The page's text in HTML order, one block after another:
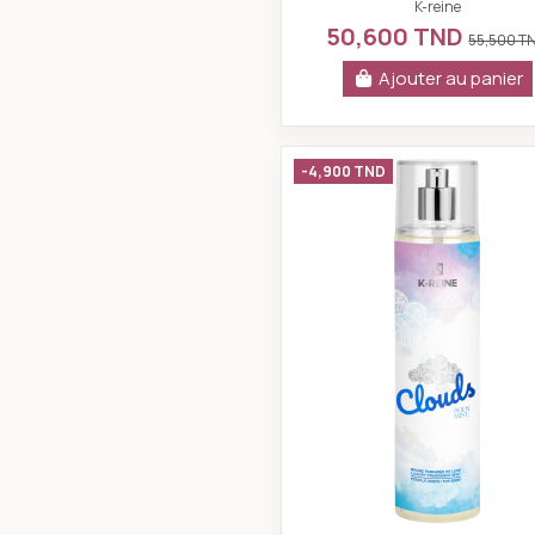
eleven 230 ml
K-reine
50,600 TND55,500
Ajouter au panier
K-reine
-4,900 TND